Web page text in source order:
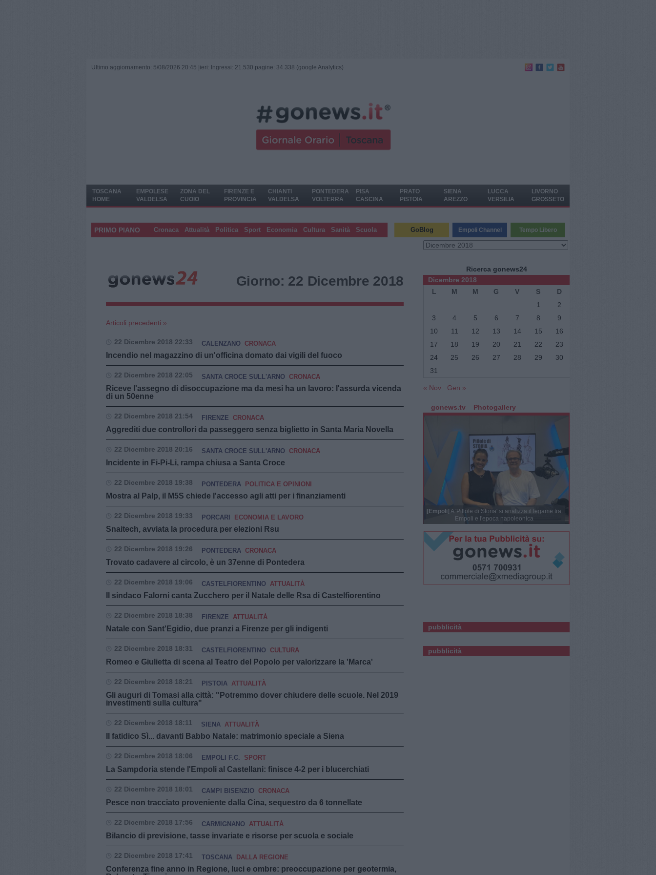
Ultimo aggiornamento: 5/08/2026 20:45 | ieri: Ingressi: 21.530 pagine: 34.338 (google Analytics)
TOSCANA
HOME
EMPOLESE
VALDELSA
ZONA DEL
CUOIO
FIRENZE E
PROVINCIA
CHIANTI
VALDELSA
PONTEDERA
VOLTERRA
PISA
CASCINA
PRATO
PISTOIA
SIENA
AREZZO
LUCCA
VERSILIA
LIVORNO
GROSSETO
PRIMO PIANO Cronaca Attualità Politica Sport Economia Cultura Sanità Scuola GoBlog Empoli Channel Tempo Libero
Giorno: 22 Dicembre 2018
Articoli precedenti »
22 Dicembre 2018 22:33 CALENZANO CRONACA
Incendio nel magazzino di un'officina domato dai vigili del fuoco
22 Dicembre 2018 22:05 SANTA CROCE SULL'ARNO CRONACA
Riceve l'assegno di disoccupazione ma da mesi ha un lavoro: l'assurda vicenda
di un 50enne
22 Dicembre 2018 21:54 FIRENZE CRONACA
Aggrediti due controllori da passeggero senza biglietto in Santa Maria Novella
22 Dicembre 2018 20:16 SANTA CROCE SULL'ARNO CRONACA
Incidente in Fi-Pi-Li, rampa chiusa a Santa Croce
22 Dicembre 2018 19:38 PONTEDERA POLITICA E OPINIONI
Mostra al Palp, il M5S chiede l'accesso agli atti per i finanziamenti
22 Dicembre 2018 19:33 PORCARI ECONOMIA E LAVORO
Snaitech, avviata la procedura per elezioni Rsu
22 Dicembre 2018 19:26 PONTEDERA CRONACA
Trovato cadavere al circolo, è un 37enne di Pontedera
22 Dicembre 2018 19:06 CASTELFIORENTINO ATTUALITÀ
Il sindaco Falorni canta Zucchero per il Natale delle Rsa di Castelfiorentino
22 Dicembre 2018 18:38 FIRENZE ATTUALITÀ
Natale con Sant'Egidio, due pranzi a Firenze per gli indigenti
22 Dicembre 2018 18:31 CASTELFIORENTINO CULTURA
Romeo e Giulietta di scena al Teatro del Popolo per valorizzare la 'Marca'
22 Dicembre 2018 18:21 PISTOIA ATTUALITÀ
Gli auguri di Tomasi alla città: "Potremmo dover chiudere delle scuole. Nel 2019
investimenti sulla cultura"
22 Dicembre 2018 18:11 SIENA ATTUALITÀ
Il fatidico Sì... davanti Babbo Natale: matrimonio speciale a Siena
22 Dicembre 2018 18:06 EMPOLI F.C. SPORT
La Sampdoria stende l'Empoli al Castellani: finisce 4-2 per i blucerchiati
22 Dicembre 2018 18:01 CAMPI BISENZIO CRONACA
Pesce non tracciato proveniente dalla Cina, sequestro da 6 tonnellate
22 Dicembre 2018 17:56 CARMIGNANO ATTUALITÀ
Bilancio di previsione, tasse invariate e risorse per scuola e sociale
22 Dicembre 2018 17:41 TOSCANA DALLA REGIONE
Conferenza fine anno in Regione, luci e ombre: preoccupazione per geotermia,
Navigazione
Archivi
Ricerca gonews24
Dicembre 2018
L
M M G V S
D
1
2
3
4 5 6 7 8
9
10
11 12 13 14 15
16
17
18 19 20 21 22
23
24
25 26 27 28 29
30
31
« Nov Gen »
gonews.tv Photogallery
[Empoli] A 'Pillole di Storia' si analizza il legame tra
Empoli e l'epoca napoleonica
pubblicità
pubblicità